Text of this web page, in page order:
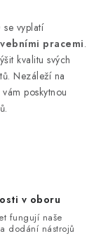
vyplatí
pracemi.
kvalitu svých
Nezáleží na
poskytnou
v oboru
fungují naše
dodání nástrojů